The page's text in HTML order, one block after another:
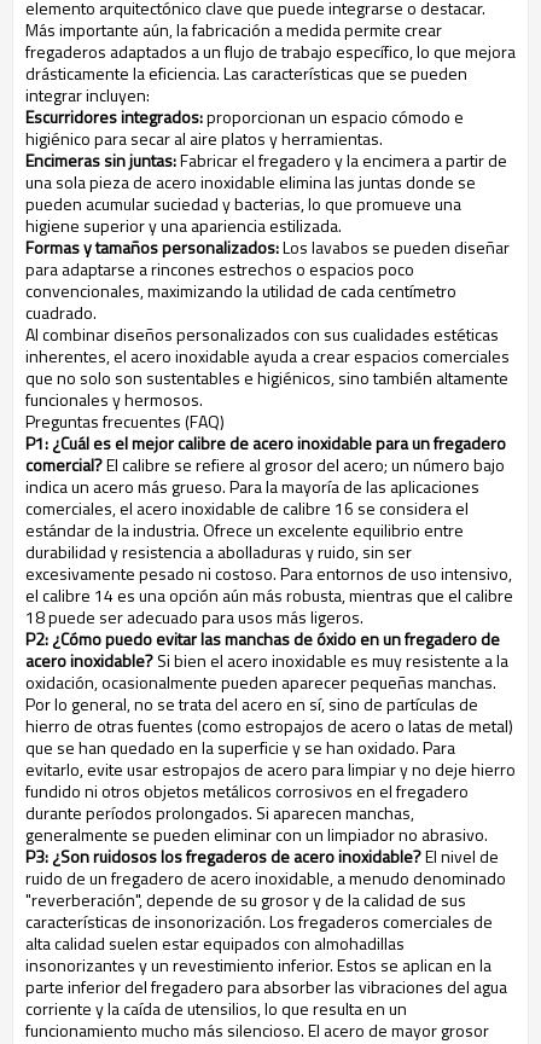
elemento arquitectónico clave que puede integrarse o destacar.
Más importante aún, la fabricación a medida permite crear
fregaderos adaptados a un flujo de trabajo específico, lo que mejora
drásticamente la eficiencia. Las características que se pueden
integrar incluyen:
Escurridores integrados:proporcionan un espacio cómodo e
higiénico para secar al aire platos y herramientas.
Encimeras sin juntas:Fabricar el fregadero y la encimera a partir de
una sola pieza de acero inoxidable elimina las juntas donde se
pueden acumular suciedad y bacterias, lo que promueve una
higiene superior y una apariencia estilizada.
Formas y tamaños personalizados:Los lavabos se pueden diseñar
para adaptarse a rincones estrechos o espacios poco
convencionales, maximizando la utilidad de cada centímetro
cuadrado.
Al combinar diseños personalizados con sus cualidades estéticas
inherentes, el acero inoxidable ayuda a crear espacios comerciales
que no solo son sustentables e higiénicos, sino también altamente
funcionales y hermosos.
Preguntas frecuentes (FAQ)
P1: ¿Cuál es el mejor calibre de acero inoxidable para un fregadero
comercial?El calibre se refiere al grosor del acero; un número bajo
indica un acero más grueso. Para la mayoría de las aplicaciones
comerciales, el acero inoxidable de calibre 16 se considera el
estándar de la industria. Ofrece un excelente equilibrio entre
durabilidad y resistencia a abolladuras y ruido, sin ser
excesivamente pesado ni costoso. Para entornos de uso intensivo,
el calibre 14 es una opción aún más robusta, mientras que el calibre
18 puede ser adecuado para usos más ligeros.
P2: ¿Cómo puedo evitar las manchas de óxido en un fregadero de
acero inoxidable?Si bien el acero inoxidable es muy resistente a la
oxidación, ocasionalmente pueden aparecer pequeñas manchas.
Por lo general, no se trata del acero en sí, sino de partículas de
hierro de otras fuentes (como estropajos de acero o latas de metal)
que se han quedado en la superficie y se han oxidado. Para
evitarlo, evite usar estropajos de acero para limpiar y no deje hierro
fundido ni otros objetos metálicos corrosivos en el fregadero
durante períodos prolongados. Si aparecen manchas,
generalmente se pueden eliminar con un limpiador no abrasivo.
P3: ¿Son ruidosos los fregaderos de acero inoxidable?El nivel de
ruido de un fregadero de acero inoxidable, a menudo denominado
"reverberación", depende de su grosor y de la calidad de sus
características de insonorización. Los fregaderos comerciales de
alta calidad suelen estar equipados con almohadillas
insonorizantes y un revestimiento inferior. Estos se aplican en la
parte inferior del fregadero para absorber las vibraciones del agua
corriente y la caída de utensilios, lo que resulta en un
funcionamiento mucho más silencioso. El acero de mayor grosor